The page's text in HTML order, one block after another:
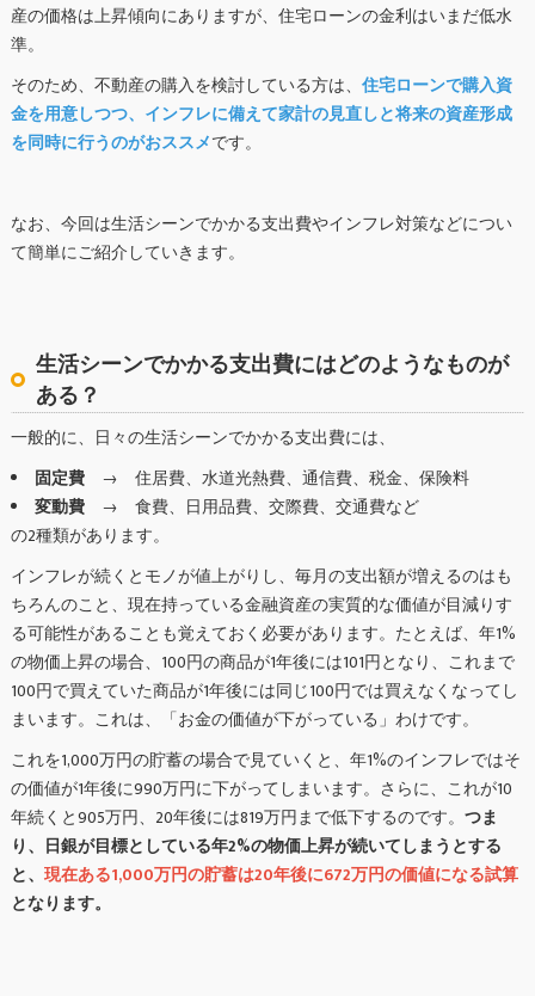
産の価格は上昇傾向にありますが、住宅ローンの金利はいまだ低水
準。
そのため、不動産の購入を検討している方は、 住宅ローンで購入資
金を用意しつつ、インフレに備えて家計の見直しと将来の資産形成
を同時に行うのがおススメです。
なお、今回は生活シーンでかかる支出費やインフレ対策などについ
て簡単にご紹介していきます。
生活シーンでかかる支出費にはどのようなものが
ある？
一般的に、日々の生活シーンでかかる支出費には、
固定費 → 住居費、水道光熱費、通信費、税金、保険料
変動費 → 食費、日用品費、交際費、交通費など
の2種類があります。
インフレが続くとモノが値上がりし、毎月の支出額が増えるのはも
ちろんのこと、現在持っている金融資産の実質的な価値が目減りす
る可能性があることも覚えておく必要があります。たとえば、年1%
の物価上昇の場合、100円の商品が1年後には101円となり、これまで
100円で買えていた商品が1年後には同じ100円では買えなくなってし
まいます。これは、「お金の価値が下がっている」わけです。
これを1,000万円の貯蓄の場合で見ていくと、年1%のインフレではそ
の価値が1年後に990万円に下がってしまいます。さらに、これが10
年続くと905万円、20年後には819万円まで低下するのです。 つま
り、日銀が目標としている年2%の物価上昇が続いてしまうとする
と、 現在ある1,000万円の貯蓄は20年後に672万円の価値になる試算
となります。